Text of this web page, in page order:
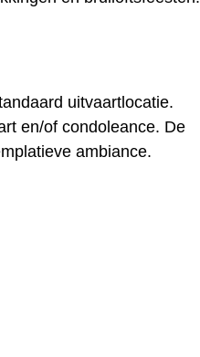
uitvaartlocatie.
en/of condoleance. De
ambiance.